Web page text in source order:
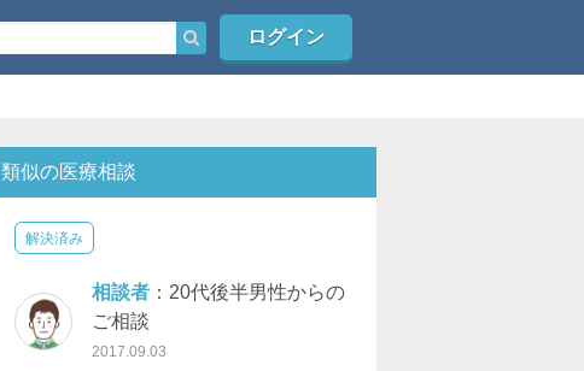
ログイン
類似の医療相談
解決済み
相談者：20代後半男性からの
ご相談
2017.09.03